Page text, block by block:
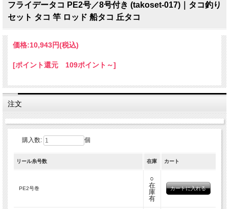
フライデータコ PE2号／8号付き (takoset-017)｜タコ釣り
セット タコ 竿 ロッド 船タコ 丘タコ
価格:10,943円(税込)
[ポイント還元 109ポイント～]
注文
購入数: 個
リール糸号数 在庫 カート
PE2号巻
○
在
庫
有